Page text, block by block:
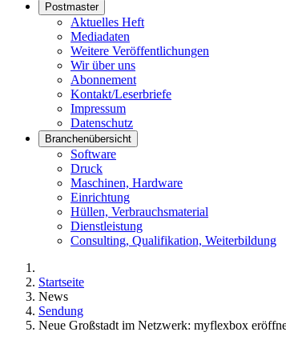
Postmaster
Aktuelles Heft
Mediadaten
Weitere Veröffentlichungen
Wir über uns
Abonnement
Kontakt/Leserbriefe
Impressum
Datenschutz
Branchenübersicht
Software
Druck
Maschinen, Hardware
Einrichtung
Hüllen, Verbrauchsmaterial
Dienstleistung
Consulting, Qualifikation, Weiterbildung
Startseite
News
Sendung
Neue Großstadt im Netzwerk: myflexbox